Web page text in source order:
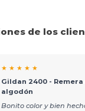
de los
★ ★ ★ ★ ★
Gildan 2400 -
algodón
Bonito color y bien